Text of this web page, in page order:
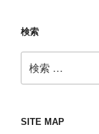
検索
索:
SITE MAP